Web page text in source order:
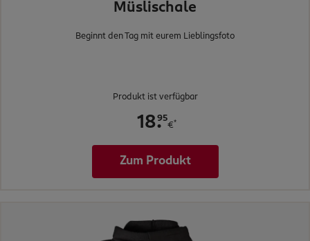
Müslischale
Beginnt den Tag mit eurem Lieblingsfoto
Produkt ist verfügbar
18.
95
€*
Zum Produkt